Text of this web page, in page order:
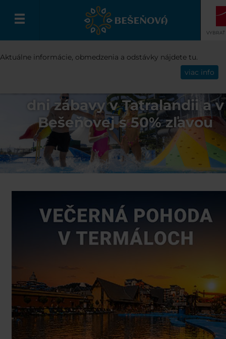
Slovenčina
dni zábavy v Tatralandii a v
Bešeňovej s 50% zľavou
Aktuálne informácie, obmedzenia a odstávky nájdete tu.
viac info